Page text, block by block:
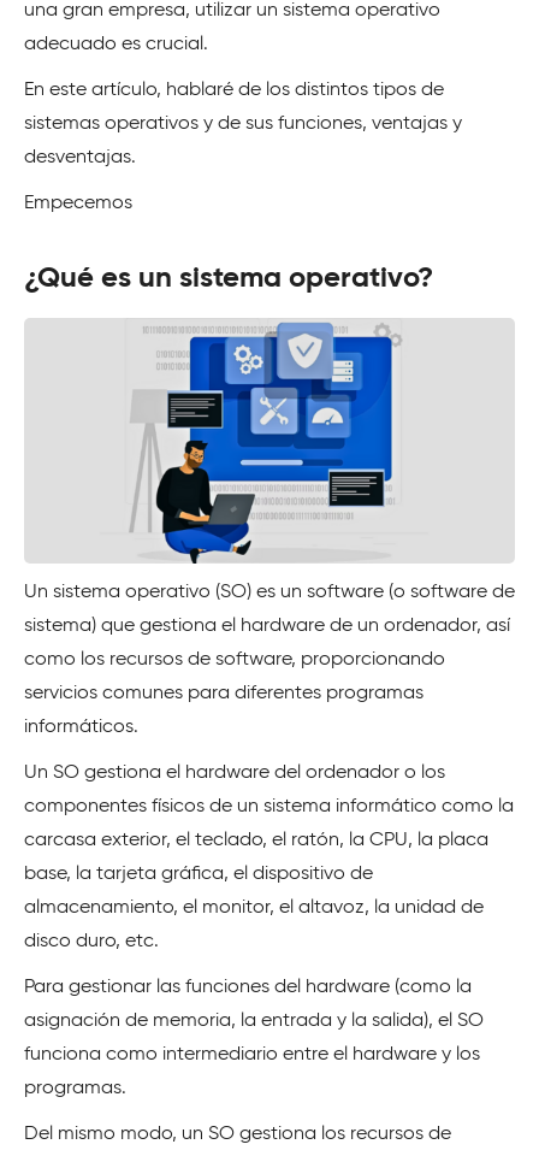
una gran empresa, utilizar un sistema operativo
adecuado es crucial.
En este artículo, hablaré de los distintos tipos de
sistemas operativos y de sus funciones, ventajas y
desventajas.
Empecemos
¿Qué es un sistema operativo?
Un sistema operativo (SO) es un software (o software de
sistema) que gestiona el hardware de un ordenador, así
como los recursos de software, proporcionando
servicios comunes para diferentes programas
informáticos.
Un SO gestiona el hardware del ordenador o los
componentes físicos de un sistema informático como la
carcasa exterior, el teclado, el ratón, la CPU, la placa
base, la tarjeta gráfica, el dispositivo de
almacenamiento, el monitor, el altavoz, la unidad de
disco duro, etc.
Para gestionar las funciones del hardware (como la
asignación de memoria, la entrada y la salida), el SO
funciona como intermediario entre el hardware y los
programas.
Del mismo modo, un SO gestiona los recursos de